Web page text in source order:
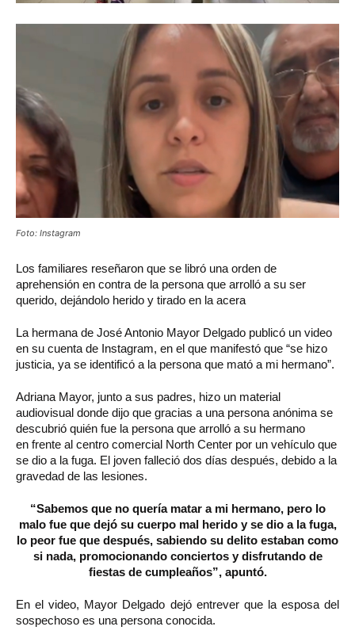
Foto: Instagram
Los familiares reseñaron que se libró una orden de
aprehensión en contra de la persona que arrolló a su ser
querido, dejándolo herido y tirado en la acera
La hermana de José Antonio Mayor Delgado publicó un video
en su cuenta de Instagram, en el que manifestó que “se hizo
justicia, ya se identificó a la persona que mató a mi hermano”.
Adriana Mayor, junto a sus padres, hizo un material
audiovisual donde dijo que gracias a una persona anónima se
descubrió quién fue la persona que arrolló a su hermano
en frente al centro comercial North Center por un vehículo que
se dio a la fuga. El joven falleció dos días después, debido a la
gravedad de las lesiones.
“Sabemos que no quería matar a mi hermano, pero lo
malo fue que dejó su cuerpo mal herido y se dio a la fuga,
lo peor fue que después, sabiendo su delito estaban como
si nada, promocionando conciertos y disfrutando de
fiestas de cumpleaños”, apuntó.
En el video, Mayor Delgado dejó entrever que la esposa del
sospechoso es una persona conocida.